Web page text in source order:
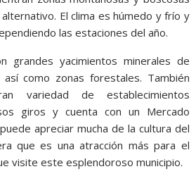
p
g m
El clima es húmedo y frío y
las estaciones del año.
grandes yacimientos minerales de
como zonas forestales. También
variedad de establecimientos
giros y cuenta con un Mercado
apreciar mucha de la cultura del
que es una atracción más para el
visite este esplendoroso municipio.